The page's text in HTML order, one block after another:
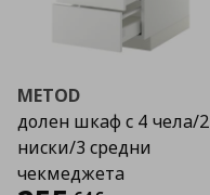
METOD
долен шкаф с 4 чела/2
ниски/3 средни
чекмеджета